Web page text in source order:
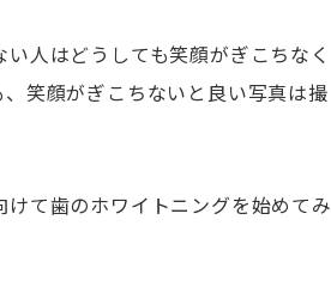
人はどうしても笑顔がぎこちなく
笑顔がぎこちないと良い写真は撮
て歯のホワイトニングを始めてみ